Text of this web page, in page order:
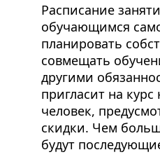
Расписание
обучающимся
планировать
совмещать
другими
пригласит на
человек,
скидки. Чем
будут